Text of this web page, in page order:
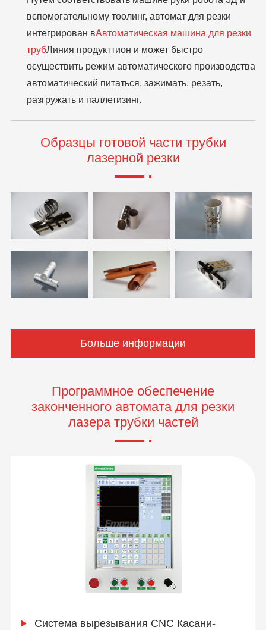
вспомогательному тоолинг, автомат для резки
интегрирован вАвтоматическая машина для резки
трубЛиния продукттион и может быстро
осуществить режим автоматического производства
автоматический питаться, зажимать, резать,
разгружать и паллетизинг.
Образцы готовой части трубки
лазерной резки
Больше информации
Программное обеспечение
законченного автомата для резки
лазера трубки частей
Система вырезывания CNC Касани-